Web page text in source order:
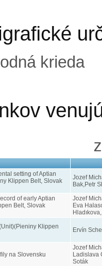
krieda
setting of Aptian
Klippen Belt, Slovak
Jozef
Bak,Petr
of early Aptian
Belt, Slovak
Jozef
Eva
Klippen
Ervín
na Slovensku
Jozef
Ladislava
Soták